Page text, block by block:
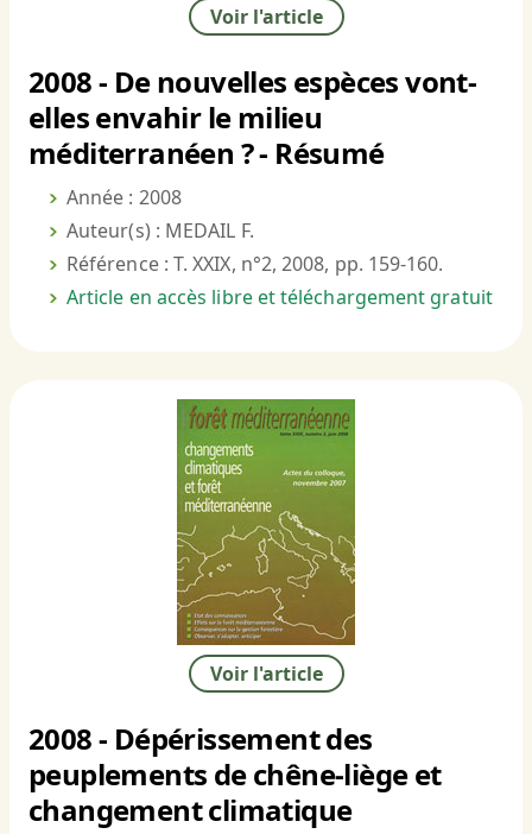
Voir l'article
2008 - De nouvelles espèces vont-
elles envahir le milieu
méditerranéen ? - Résumé
Année : 2008
Auteur(s) : MEDAIL F.
Référence : T. XXIX, n°2, 2008, pp. 159-160.
Article en accès libre et téléchargement gratuit
Voir l'article
2008 - Dépérissement des
peuplements de chêne-liège et
changement climatique